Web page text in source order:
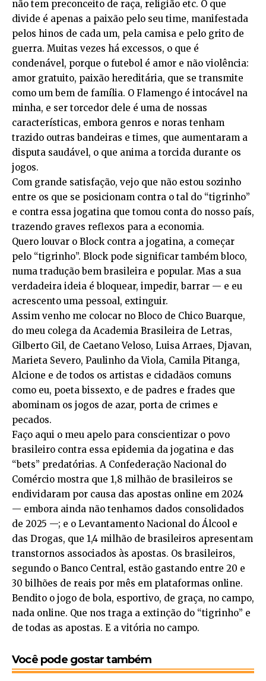
não tem preconceito de raça, religião etc. O que
divide é apenas a paixão pelo seu time, manifestada
pelos hinos de cada um, pela camisa e pelo grito de
guerra. Muitas vezes há excessos, o que é
condenável, porque o futebol é amor e não violência:
amor gratuito, paixão hereditária, que se transmite
como um bem de família. O Flamengo é intocável na
minha, e ser torcedor dele é uma de nossas
características, embora genros e noras tenham
trazido outras bandeiras e times, que aumentaram a
disputa saudável, o que anima a torcida durante os
jogos.
Com grande satisfação, vejo que não estou sozinho
entre os que se posicionam contra o tal do “tigrinho”
e contra essa jogatina que tomou conta do nosso país,
trazendo graves reflexos para a economia.
Quero louvar o Block contra a jogatina, a começar
pelo “tigrinho”. Block pode significar também bloco,
numa tradução bem brasileira e popular. Mas a sua
verdadeira ideia é bloquear, impedir, barrar — e eu
acrescento uma pessoal, extinguir.
Assim venho me colocar no Bloco de Chico Buarque,
do meu colega da Academia Brasileira de Letras,
Gilberto Gil, de Caetano Veloso, Luisa Arraes, Djavan,
Marieta Severo, Paulinho da Viola, Camila Pitanga,
Alcione e de todos os artistas e cidadãos comuns
como eu, poeta bissexto, e de padres e frades que
abominam os jogos de azar, porta de crimes e
pecados.
Faço aqui o meu apelo para conscientizar o povo
brasileiro contra essa epidemia da jogatina e das
“bets” predatórias. A Confederação Nacional do
Comércio mostra que 1,8 milhão de brasileiros se
endividaram por causa das apostas online em 2024
— embora ainda não tenhamos dados consolidados
de 2025 —; e o Levantamento Nacional do Álcool e
das Drogas, que 1,4 milhão de brasileiros apresentam
transtornos associados às apostas. Os brasileiros,
segundo o Banco Central, estão gastando entre 20 e
30 bilhões de reais por mês em plataformas online.
Bendito o jogo de bola, esportivo, de graça, no campo,
nada online. Que nos traga a extinção do “tigrinho” e
de todas as apostas. E a vitória no campo.
Você pode gostar também